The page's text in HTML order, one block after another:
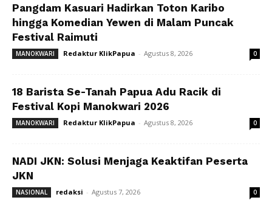
Pangdam Kasuari Hadirkan Toton Karibo
hingga Komedian Yewen di Malam Puncak
Festival Raimuti
MANOKWARI Redaktur KlikPapua - Agustus 8, 2026 0
18 Barista Se-Tanah Papua Adu Racik di
Festival Kopi Manokwari 2026
MANOKWARI Redaktur KlikPapua - Agustus 8, 2026 0
NADI JKN: Solusi Menjaga Keaktifan Peserta
JKN
NASIONAL redaksi - Agustus 7, 2026 0